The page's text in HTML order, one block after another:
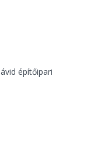
építőipari